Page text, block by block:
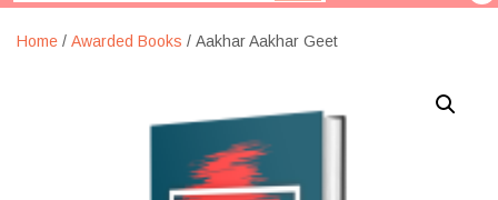
Home / Awarded Books / Aakhar Aakhar Geet